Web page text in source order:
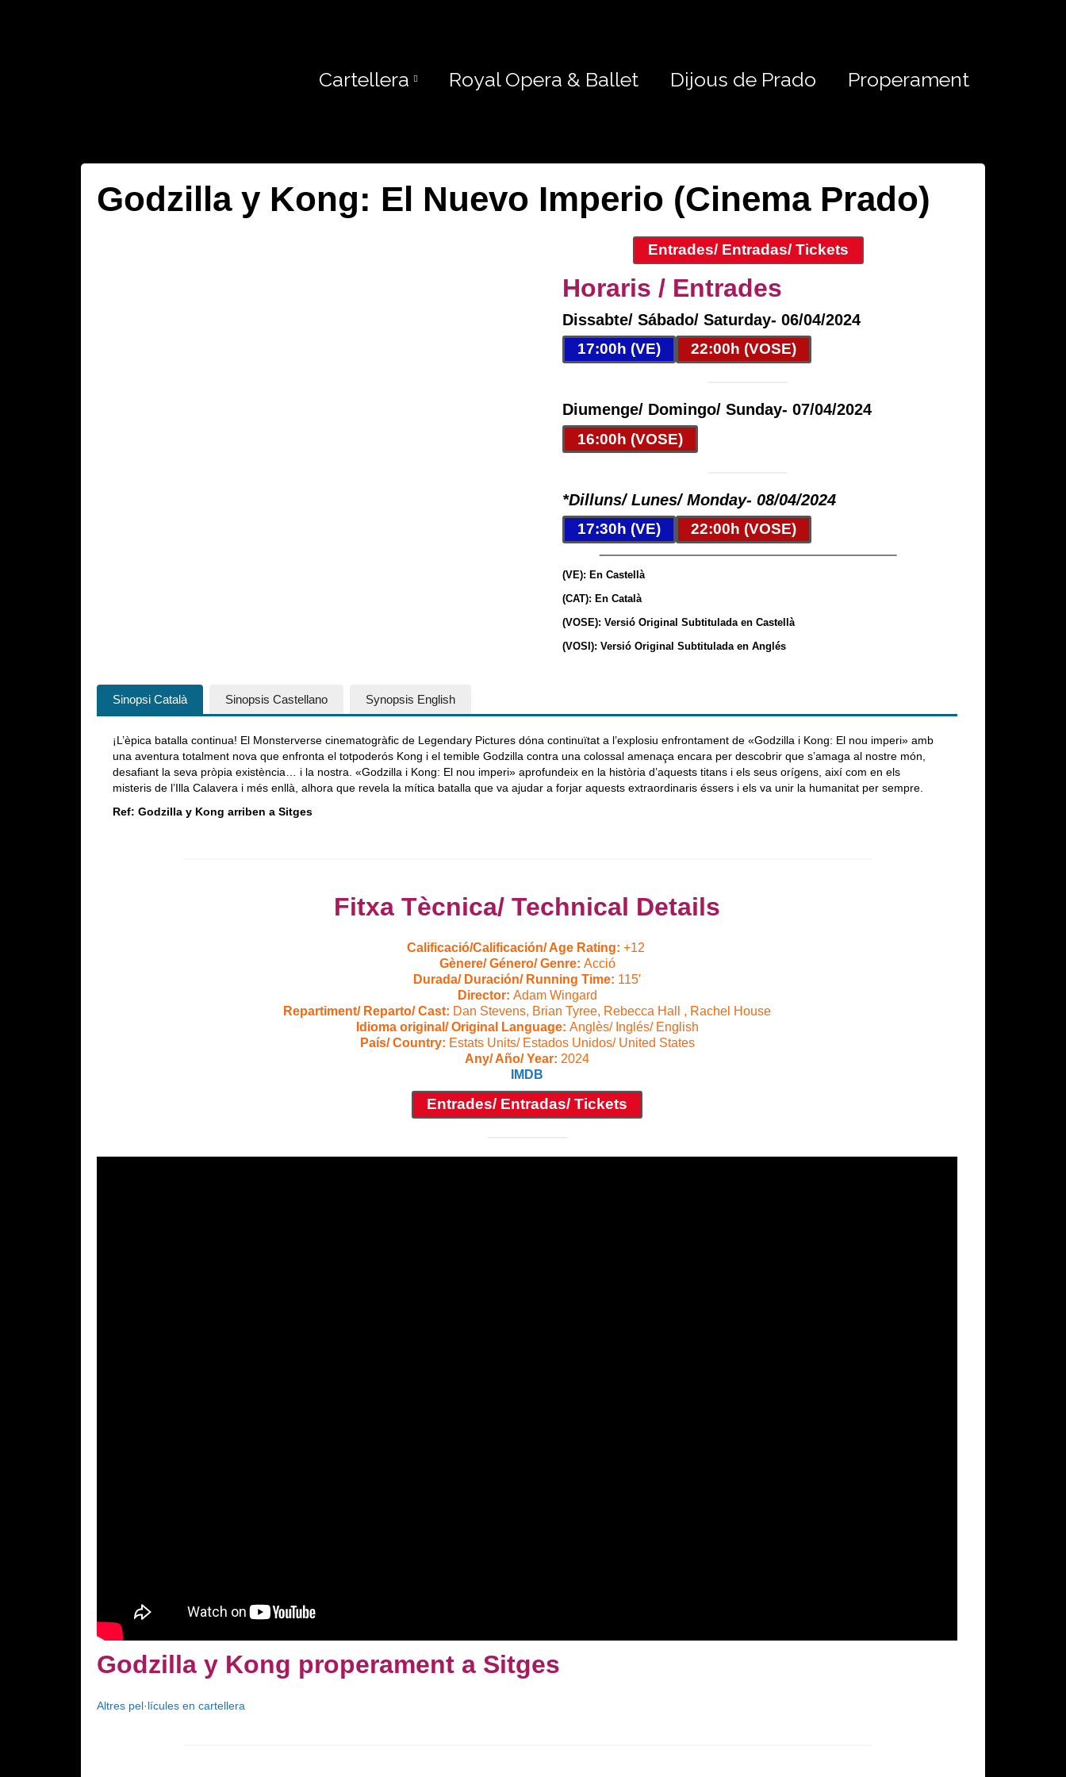
Cartellera Royal Opera & Ballet Dijous de Prado Properament
Godzilla y Kong: El Nuevo Imperio (Cinema Prado)
Entrades/ Entradas/ Tickets
Horaris / Entrades
Dissabte/ Sábado/ Saturday- 06/04/2024
17:00h (VE) 22:00h (VOSE)
Diumenge/ Domingo/ Sunday- 07/04/2024
16:00h (VOSE)
*Dilluns/ Lunes/ Monday- 08/04/2024
17:30h (VE) 22:00h (VOSE)
(VE): En Castellà
(CAT): En Català
(VOSE): Versió Original Subtitulada en Castellà
(VOSI): Versió Original Subtitulada en Anglés
Sinopsi Català Sinopsis Castellano Synopsis English
¡L’èpica batalla continua! El Monsterverse cinematogràfic de Legendary Pictures dóna continuïtat a l’explosiu enfrontament de «Godzilla i Kong: El nou imperi» amb
una aventura totalment nova que enfronta el totpoderós Kong i el temible Godzilla contra una colossal amenaça encara per descobrir que s’amaga al nostre món,
desafiant la seva pròpia existència… i la nostra. «Godzilla i Kong: El nou imperi» aprofundeix en la història d’aquests titans i els seus orígens, així com en els
misteris de l’Illa Calavera i més enllà, alhora que revela la mítica batalla que va ajudar a forjar aquests extraordinaris éssers i els va unir la humanitat per sempre.
Ref: Godzilla y Kong arriben a Sitges
Fitxa Tècnica/ Technical Details
Calificació/Calificación/ Age Rating: +12
Gènere/ Género/ Genre: Acció
Durada/ Duración/ Running Time: 115′
Director: Adam Wingard
Repartiment/ Reparto/ Cast: Dan Stevens, Brian Tyree, Rebecca Hall , Rachel House
Idioma original/ Original Language: Anglès/ Inglés/ English
País/ Country: Estats Units/ Estados Unidos/ United States
Any/ Año/ Year: 2024
IMDB
Entrades/ Entradas/ Tickets
Godzilla y Kong properament a Sitges
Altres pel·lícules en cartellera